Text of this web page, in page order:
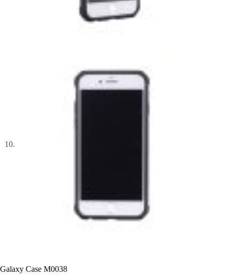
Galaxy Case M0038